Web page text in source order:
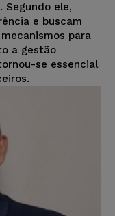
Segundo ele,
e buscam
para
a gestão
se essencial